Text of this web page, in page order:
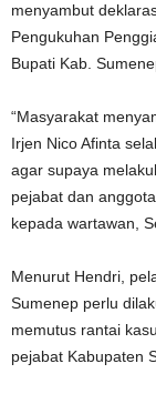
menyambut
Pengukuhan
Bupati Kab.
“Masyarakat
Irjen Nico Afinta
agar supaya
pejabat dan
kepada wartawan,
Menurut Hendri,
Sumenep perlu
memutus rantai
pejabat Kabupaten